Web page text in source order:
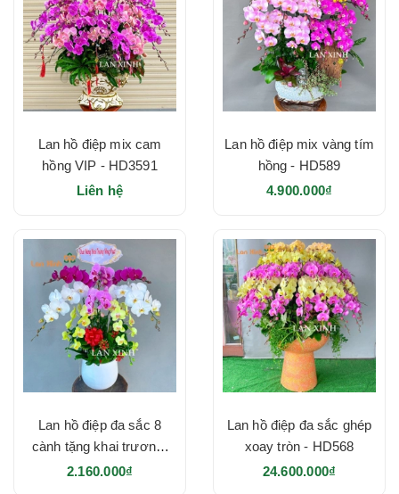
Lan hồ điệp mix cam
hồng VIP - HD3591
Liên hệ
Lan hồ điệp mix vàng tím
hồng - HD589
4.900.000₫
Lan hồ điệp đa sắc 8
cành tặng khai trương-
HD573
2.160.000₫
Lan hồ điệp đa sắc ghép
xoay tròn - HD568
24.600.000₫